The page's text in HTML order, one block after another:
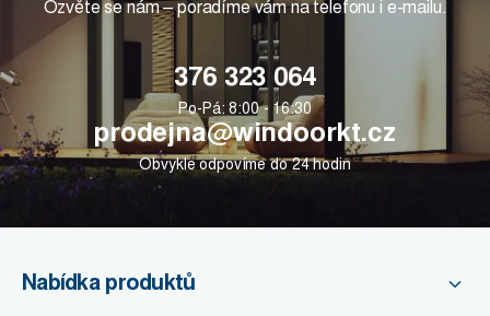
Ozvěte se nám – poradíme vám na telefonu i e-mailu.
376 323 064
Po-Pá: 8:00 - 16:30
prodejna@windoorkt.cz
Obvykle odpovíme do 24 hodin
Nabídka produktů